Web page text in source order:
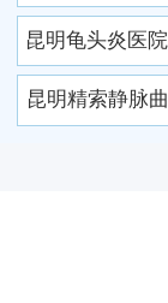
家专业又放心！
2025最新价格+
院对
昆明龟头炎医院
哪家好？本地人
昆明精索静脉曲